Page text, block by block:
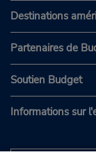
Destinations
Partenaires de
Soutien Budget
Informations sur